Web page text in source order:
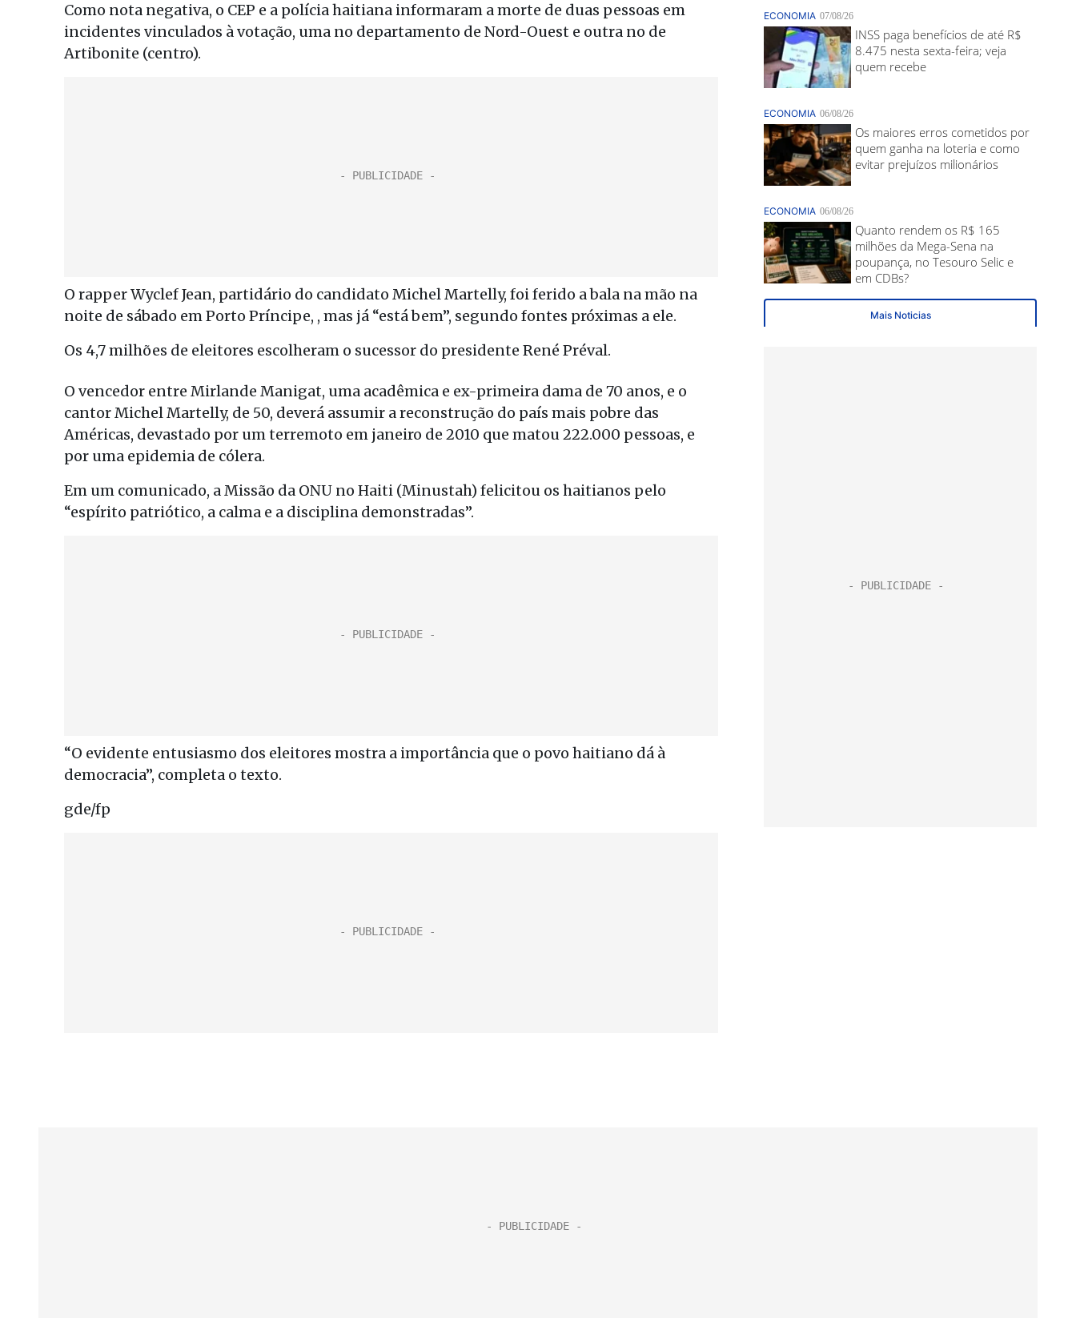
Como nota negativa, o CEP e a polícia haitiana informaram a morte de duas pessoas em
incidentes vinculados à votação, uma no departamento de Nord-Ouest e outra no de
Artibonite (centro).
O rapper Wyclef Jean, partidário do candidato Michel Martelly, foi ferido a bala na mão na
noite de sábado em Porto Príncipe, , mas já “está bem”, segundo fontes próximas a ele.
Os 4,7 milhões de eleitores escolheram o sucessor do presidente René Préval.
O vencedor entre Mirlande Manigat, uma acadêmica e ex-primeira dama de 70 anos, e o
cantor Michel Martelly, de 50, deverá assumir a reconstrução do país mais pobre das
Américas, devastado por um terremoto em janeiro de 2010 que matou 222.000 pessoas, e
por uma epidemia de cólera.
Em um comunicado, a Missão da ONU no Haiti (Minustah) felicitou os haitianos pelo
“espírito patriótico, a calma e a disciplina demonstradas”.
“O evidente entusiasmo dos eleitores mostra a importância que o povo haitiano dá à
democracia”, completa o texto.
gde/fp